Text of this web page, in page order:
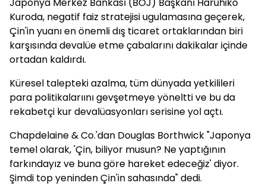
Kuroda, negatif faiz stratejisi ugulamasına geçerek,
Çin'in yuanı en önemli dış ticaret ortaklarından biri
karşısında devalüe etme çabalarını dakikalar içinde
ortadan kaldırdı.
Küresel talepteki azalma, tüm dünyada yetkilileri
para politikalarıını gevşetmeye yöneltti ve bu da
rekabetçi kur devalüasyonları serisine yol açtı.
Chapdelaine & Co.'dan Douglas Borthwick "Japonya
temel olarak, 'Çin, biliyor musun? Ne yaptığının
farkındayız ve buna göre hareket edeceğiz' diyor.
Şimdi top yeninden Çin'in sahasında" dedi.